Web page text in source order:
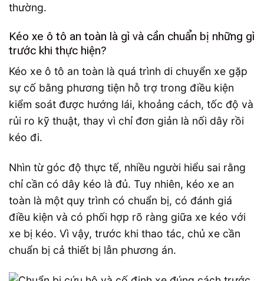
thường.
Kéo xe ô tô an toàn là gì và cần chuẩn bị những gì
trước khi thực hiện?
Kéo xe ô tô an toàn là quá trình di chuyển xe gặp
sự cố bằng phương tiện hỗ trợ trong điều kiện
kiểm soát được hướng lái, khoảng cách, tốc độ và
rủi ro kỹ thuật, thay vì chỉ đơn giản là nối dây rồi
kéo đi.
Nhìn từ góc độ thực tế, nhiều người hiểu sai rằng
chỉ cần có dây kéo là đủ. Tuy nhiên, kéo xe an
toàn là một quy trình có chuẩn bị, có đánh giá
điều kiện và có phối hợp rõ ràng giữa xe kéo với
xe bị kéo. Vì vậy, trước khi thao tác, chủ xe cần
chuẩn bị cả thiết bị lẫn phương án.